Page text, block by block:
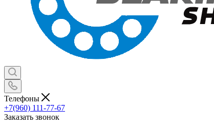
Телефоны
+7(960) 111-77-67
Заказать звонок